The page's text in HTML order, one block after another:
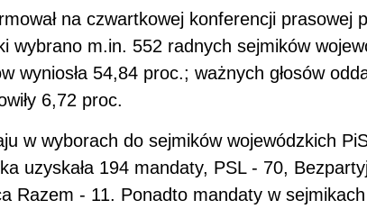
na czwartkowej konferencji prasowej
wybrano m.in. 552 radnych sejmików
wyniosła 54,84 proc.; ważnych głosów
6,72 proc.
w wyborach do sejmików wojewódzkich
uzyskała 194 mandaty, PSL - 70,
Razem - 11. Ponadto mandaty w